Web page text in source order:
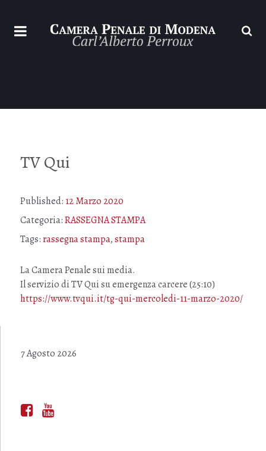
TV Qui
Published: 12 Marzo 2020
Categoria:RASSEGNA STAMPA
Tags:rassegna stampa,stampa
La Camera Penale sui media.
Il servizio di TV Qui su emergenza carcere (25:10)
https://www.tvqui.it/tg-qui-mercoledi-11-marzo-2020/
7 Agosto 2026